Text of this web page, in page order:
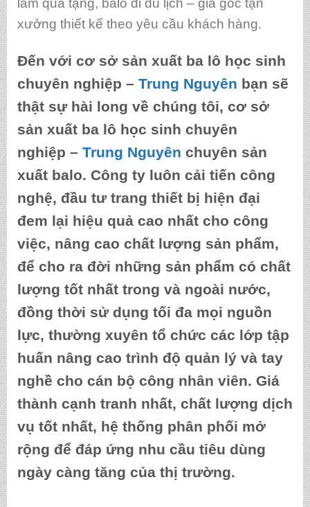
làm quà tặng, balo đi du lịch – giá gốc tận
xưởng thiết kế theo yêu cầu khách hàng.
Đến với cơ sở sản xuất ba lô học sinh
chuyên nghiệp – Trung Nguyên bạn sẽ
thật sự hài long về chúng tôi, cơ sở
sản xuất ba lô học sinh chuyên
nghiệp – Trung Nguyên chuyên sản
xuất balo. Công ty luôn cải tiến công
nghệ, đầu tư trang thiết bị hiện đại
đem lại hiệu quả cao nhất cho công
việc, nâng cao chất lượng sản phẩm,
để cho ra đời những sản phẩm có chất
lượng tốt nhất trong và ngoài nước,
đồng thời sử dụng tối đa mọi nguồn
lực, thường xuyên tổ chức các lớp tập
huấn nâng cao trình độ quản lý và tay
nghề cho cán bộ công nhân viên. Giá
thành cạnh tranh nhất, chất lượng dịch
vụ tốt nhất, hệ thống phân phối mở
rộng để đáp ứng nhu cầu tiêu dùng
ngày càng tăng của thị trường.